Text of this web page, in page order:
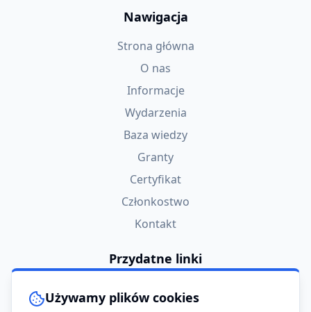
Nawigacja
Strona główna
O nas
Informacje
Wydarzenia
Baza wiedzy
Granty
Certyfikat
Członkostwo
Kontakt
Przydatne linki
Używamy plików cookies